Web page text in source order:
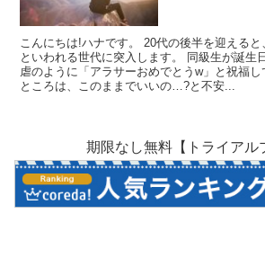
こんにちは!ハナです。 20代の後半を迎える
といわれる世代に突入します。 同級生が誕生
虐のように「アラサーおめでとうw」と祝福
ところは、このままでいいの…?と不安...
期限なし無料【トライアル